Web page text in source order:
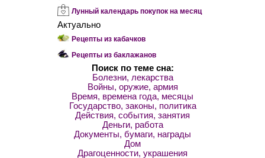
Лунный календарь покупок на месяц
Актуально
Рецепты из кабачков
Рецепты из баклажанов
Поиск по теме сна:
Болезни, лекарства
Войны, оружие, армия
Время, времена года, месяцы
Государство, законы, политика
Действия, события, занятия
Деньги, работа
Документы, бумаги, награды
Дом
Драгоценности, украшения